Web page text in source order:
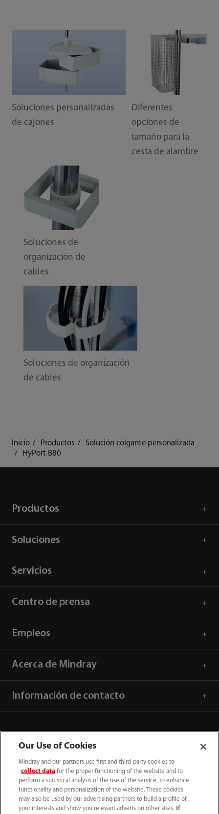
Soluciones personalizadas
de cajones
Diferentes
opciones de
tamaño para la
cesta de alambre
Soluciones de
organización de
cables
Soluciones de organización
de cables
Inicio Productos
Solución colgante personalizada
HyPort B80
Productos
Soluciones
Servicios
Centro de prensa
Empleos
Acerca de Mindray
Información de contacto
Our Use of Cookies
Mindray and our partners use first and third-party cookies to
collect data for the proper functioning of the website and to
perform a statistical analysis of the use of the service, to enhance
functionality and personalization of the website. These cookies
may also be used by our advertising partners to build a profile of
your interests and show you relevant adverts on other sites.
If